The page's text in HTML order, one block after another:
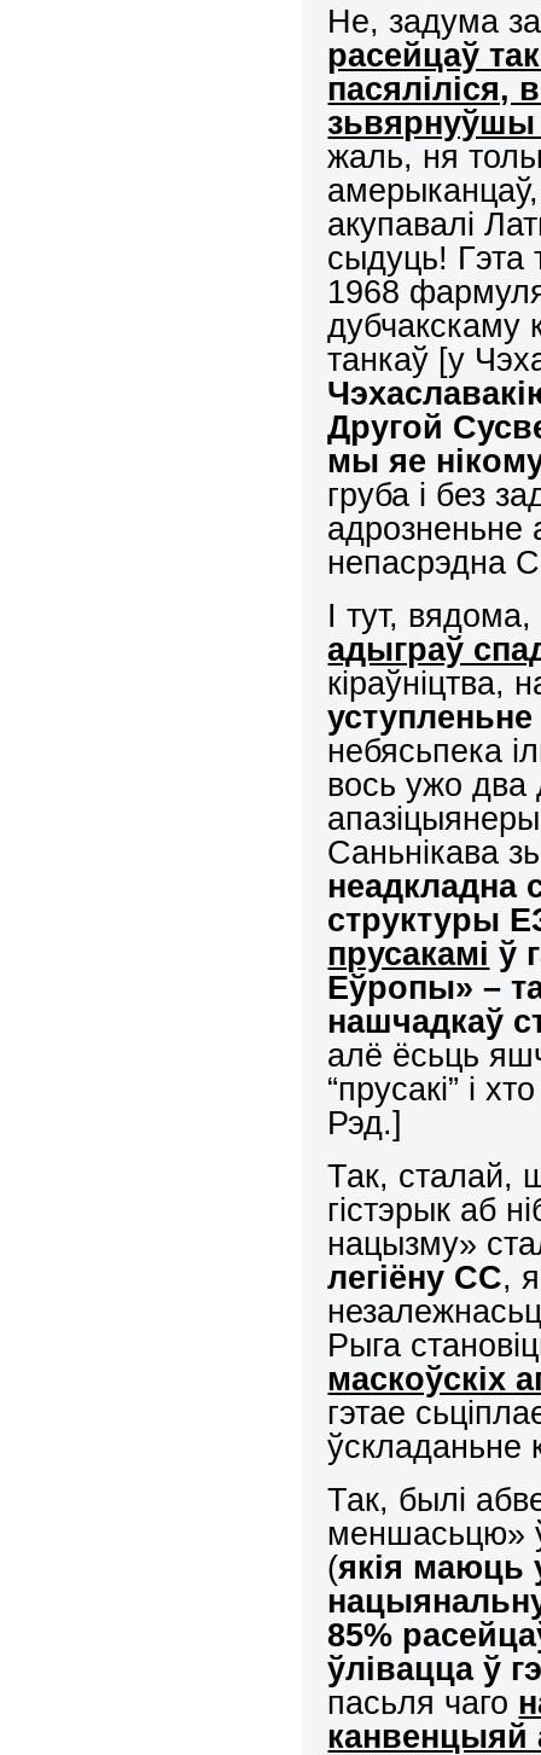
Не, задума
расейцаў
зьвярнуўшы
жаль, ня
акупавалі
сыдуць! Гэта
1968
дубчакскаму
танкаў [у
Другой
мы яе
груба і без
адрозненьне
непасрэдна
І тут, вядома,
адыграў
кіраўніцтва,
небясьпека
вось ужо два
Саньнікава
неадкладна
структуры
прусакамі ў
Еўропы» –
нашчадкаў
алё ёсьць
“прусакі” і
Рэд.]
Так, сталай,
гістэрык аб
нацызму»
легіёну СС,
Рыга
маскоўскіх
гэтае
ўскладаньне
Так, былі
меншасьцю» ў
(якія маюць
85%
ўлівацца ў
пасьля чаго
канвенцыяй